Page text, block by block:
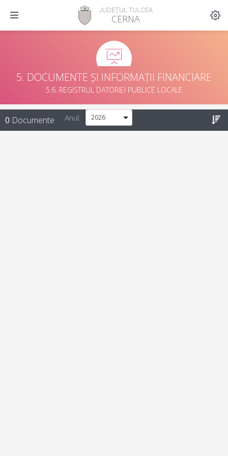
JUDEȚUL TULCEA
CERNA
5. DOCUMENTE ȘI INFORMAȚII FINANCIARE
5.6. REGISTRUL DATORIEI PUBLICE LOCALE
0 Documente Anul: